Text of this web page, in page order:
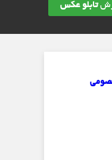
تابلو عکس